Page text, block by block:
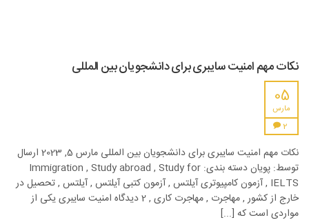
نکات مهم امنیت سایبری برای دانشجویان بین المللی
05
مارس
2
نکات مهم امنیت سایبری برای دانشجویان بین المللی مارس 5, 2023 ارسال
توسط: پویان دسته بندی: Immigration , Study abroad , Study for
IELTS , آزمون کامپیوتری آیلتس , آزمون کتبی آیلتس , آیلتس , تحصیل در
خارج از کشور , مهاجرت , مهاجرت کاری , 2 دیدگاه امنیت سایبری یکی از
مواردی است که [...]